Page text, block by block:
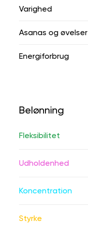
Varighed
Asanas og øvelser
Energiforbrug
Belønning
Fleksibilitet
Udholdenhed
Koncentration
Styrke